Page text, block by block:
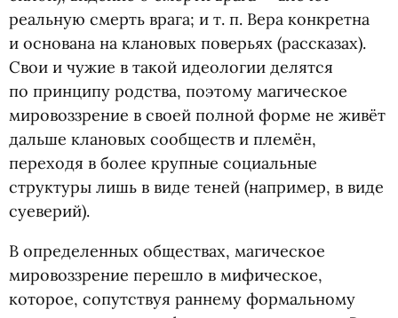
реальную смерть врага; и т. п. Вера конкретна
и основана на клановых поверьях (рассказах).
Свои и чужие в такой идеологии делятся
по принципу родства, поэтому магическое
мировоззрение в своей полной форме не живёт
дальше клановых сообществ и племён,
переходя в более крупные социальные
структуры лишь в виде теней (например, в виде
суеверий).
В определенных обществах, магическое
мировоззрение перешло в мифическое,
которое, сопутствуя раннему формальному